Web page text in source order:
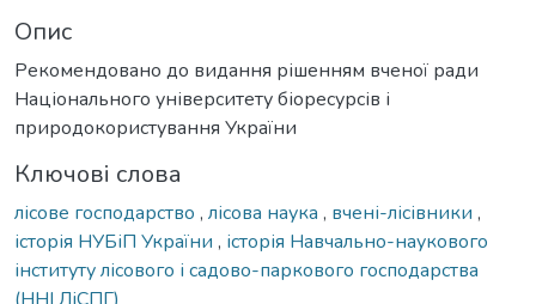
Опис
Рекомендовано до видання рішенням вченої ради
Національного університету біоресурсів і
природокористування України
Ключові слова
лісове господарство , лісова наука , вчені-лісівники ,
історія НУБіП України , історія Навчально-наукового
інституту лісового і садово-паркового господарства